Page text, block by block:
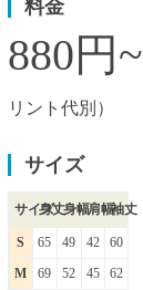
料金
880円~
リント代別）
サイズ
サイズ身丈身幅肩幅袖丈
S 65 49 42
60
M
69 52 45
62